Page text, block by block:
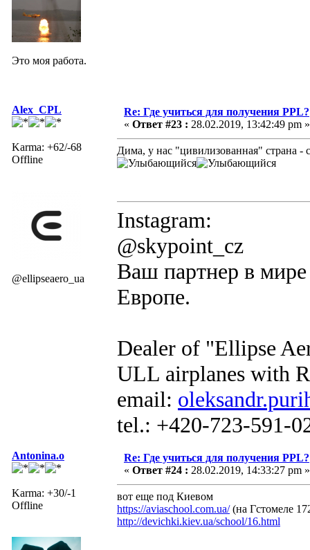
Это моя работа.
Alex_CPL
Karma: +62/-68
Offline
@ellipseaero_ua
Re: Где учиться для получения PPL?
« Ответ #23 : 28.02.2019, 13:42:49 pm »
Дима, у нас "цивилизованная" страна -
Instagram:
@skypoint_cz
Ваш партнер в
Европе.
Dealer of "Ellipse
ULL airplanes with
email:
tel.: +420-723-591-
Antonina.o
Karma: +30/-1
Offline
Re: Где учиться для получения PPL?
« Ответ #24 : 28.02.2019, 14:33:27 pm »
вот еще под Киевом
https://aviaschool.com.ua/(на Гстомеле
http://devichki.kiev.ua/school/16.html